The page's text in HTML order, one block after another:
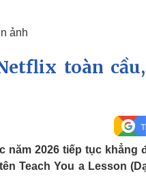
24h
báo thời tiết
ấn VOV
Hồ sơ
Nam
tích
Thể
ảnh
toàn
năm 2026 tiếp tục
Teach You a Lesson